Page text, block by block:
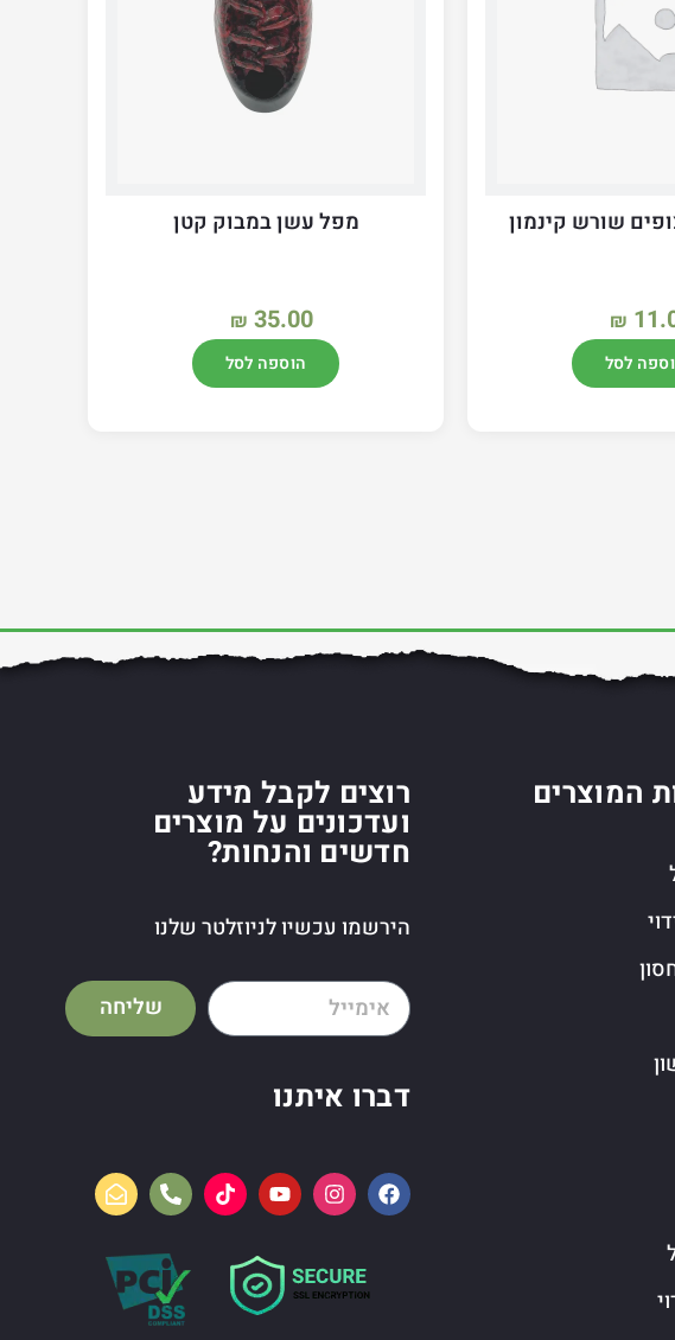
₪
לסל
מפל עשן במבוק קטן
₪ 35.00
הוספה לסל
המוצרים רוצים לקבל מידע
ועדכונים על מוצרים
חדשים והנחות?
הירשמו עכשיו לניוזלטר שלנו
שליחה
דברו איתנו